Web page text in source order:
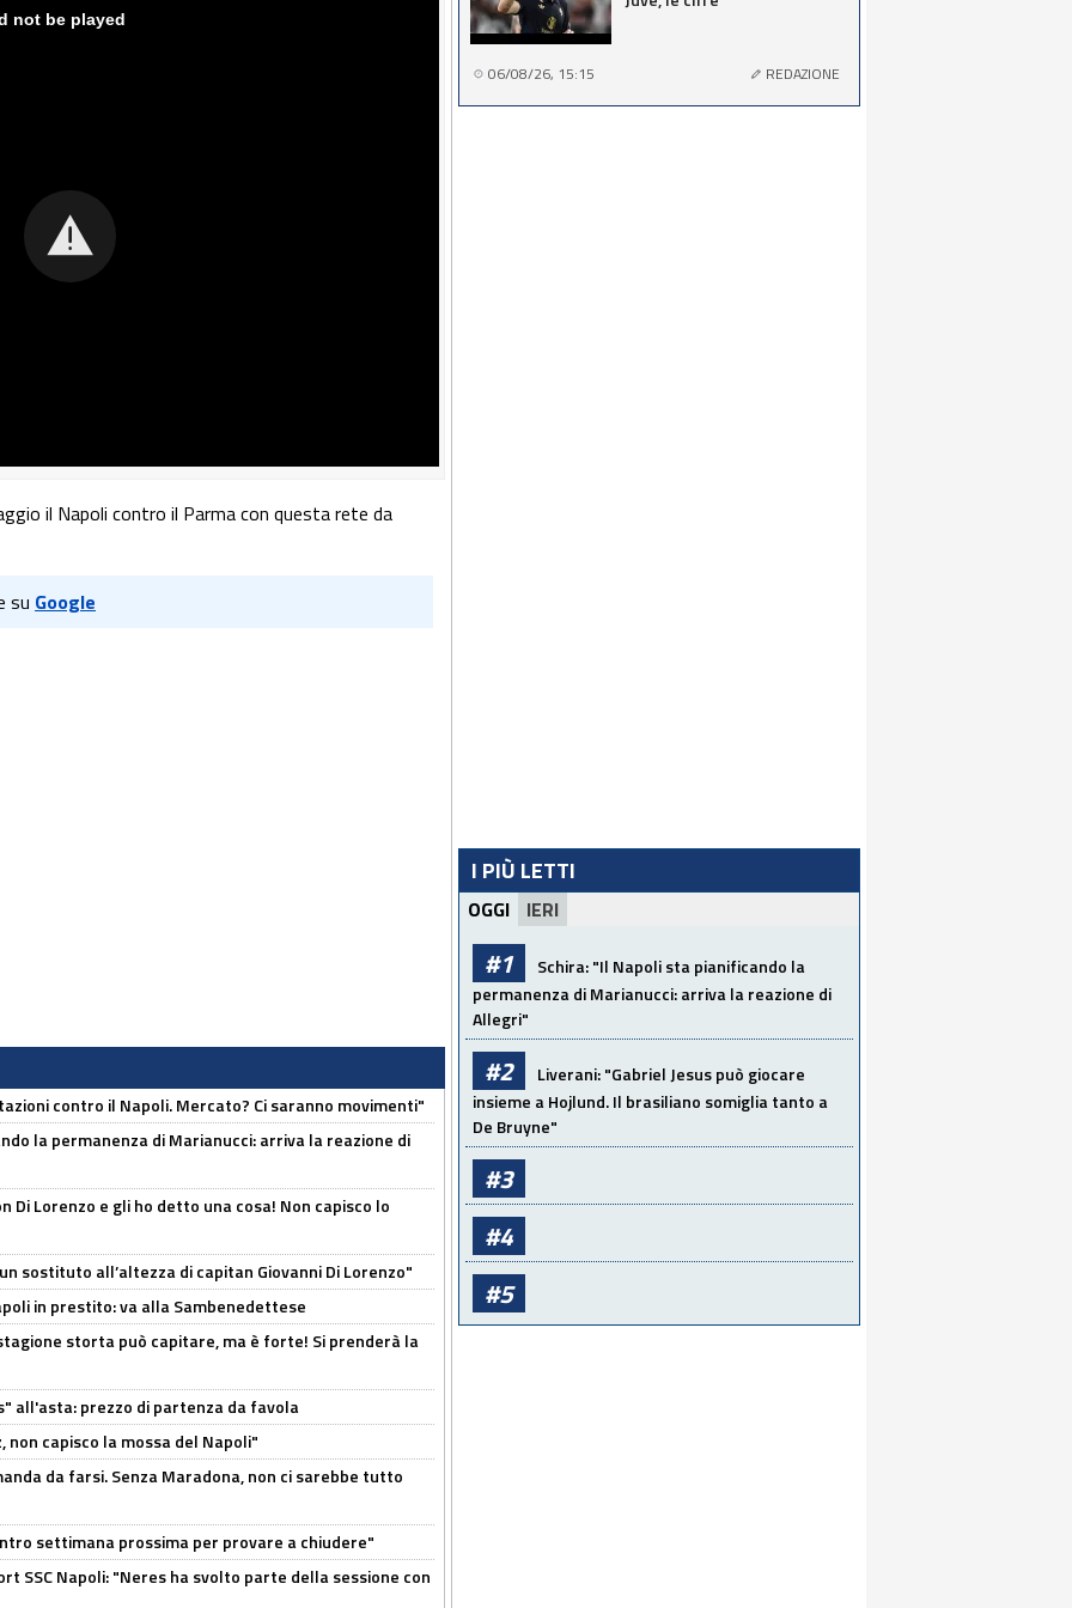
il Napoli contro il Parma con questa rete da
su Google
contro il Napoli. Mercato? Ci saranno movimenti"
la permanenza di Marianucci: arriva la reazione di
Di Lorenzo e gli ho detto una cosa! Non capisco lo
sostituto all’altezza di capitan Giovanni Di Lorenzo"
in prestito: va alla Sambenedettese
storta può capitare, ma è forte! Si prenderà la
all'asta: prezzo di partenza da favola
capisco la mossa del Napoli"
da farsi. Senza Maradona, non ci sarebbe tutto
settimana prossima per provare a chiudere"
SSC Napoli: "Neres ha svolto parte della sessione con
06/08/26, 15:15 REDAZIONE
I PIÙ LETTI
OGGI IERI
#1
Schira: "Il Napoli sta pianificando la
permanenza di Marianucci: arriva la reazione di
Allegri"
#2
Liverani: "Gabriel Jesus può giocare
insieme a Hojlund. Il brasiliano somiglia tanto a
De Bruyne"
#3
#4
#5